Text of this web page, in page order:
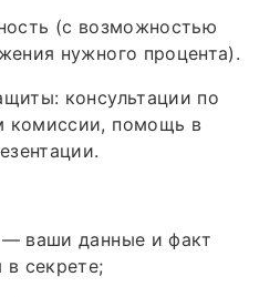
(с возможностью
нужного процента).
консультации по
комиссии, помощь в
— ваши данные и факт
в секрете;